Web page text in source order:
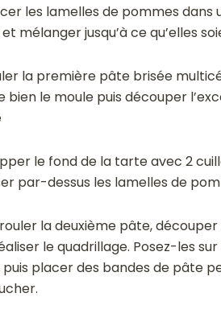
les lamelles de pommes
mélanger jusqu’à ce qu’elles
la première pâte brisée
bien le moule puis découper
le fond de la tarte avec 2
par-dessus les lamelles de
la deuxième pâte,
le quadrillage. Posez-les
placer des bandes de pâte